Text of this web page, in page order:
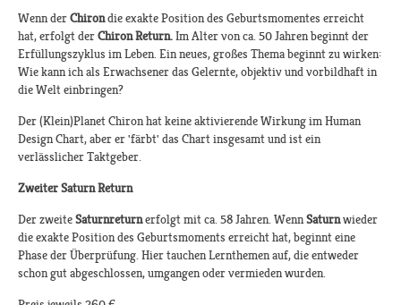
Wenn derChirondie exakte Position des Geburtsmomentes erreicht
hat, erfolgt derChiron Return.Im Alter von ca. 50 Jahren beginnt der
Erfüllungszyklus im Leben. Ein neues, großes Thema beginnt zu wirken:
Wie kann ich als Erwachsener das Gelernte, objektiv und vorbildhaft in
die Welt einbringen?
Der (Klein)Planet Chiron hat keine aktivierende Wirkung im Human
Design Chart, aber er 'färbt' das Chart insgesamt und ist ein
verlässlicher Taktgeber.
Zweiter Saturn Return
Der zweiteSaturnreturnerfolgt mit ca. 58 Jahren. WennSaturnwieder
die exakte Position des Geburtsmoments erreicht hat, beginnt eine
Phase der Überprüfung. Hier tauchen Lernthemen auf, die entweder
schon gut abgeschlossen, umgangen oder vermieden wurden.